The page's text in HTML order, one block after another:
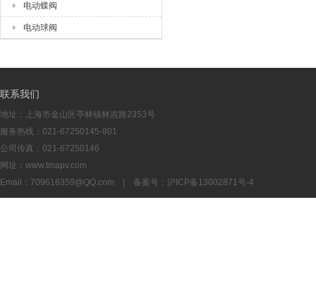
电动蝶阀
电动球阀
联系我们
地址：上海市金山区亭林镇林吉路2353号
服务热线：021-67250145-801
公司传真：021-67250146
网址：www.tmapv.com
Email： 709616359@QQ.com | 备案号： 沪ICP备13002871号-4